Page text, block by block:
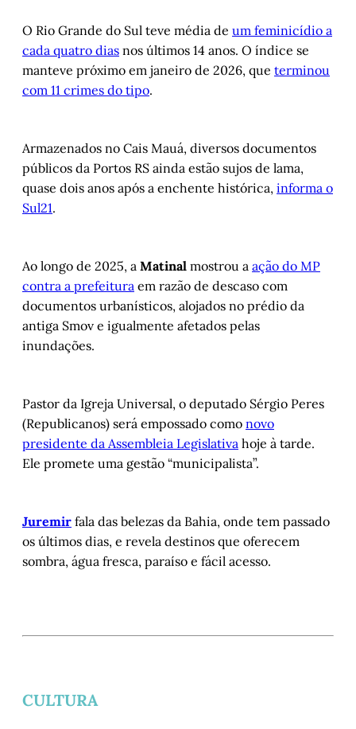
O Rio Grande do Sul teve média de um feminicídio a
cada quatro dias nos últimos 14 anos. O índice se
manteve próximo em janeiro de 2026, que terminou
com 11 crimes do tipo.
Armazenados no Cais Mauá, diversos documentos
públicos da Portos RS ainda estão sujos de lama,
quase dois anos após a enchente histórica, informa o
Sul21.
Ao longo de 2025, a Matinal mostrou a ação do MP
contra a prefeitura em razão de descaso com
documentos urbanísticos, alojados no prédio da
antiga Smov e igualmente afetados pelas
inundações.
Pastor da Igreja Universal, o deputado Sérgio Peres
(Republicanos) será empossado como novo
presidente da Assembleia Legislativa hoje à tarde.
Ele promete uma gestão “municipalista”.
Juremir fala das belezas da Bahia, onde tem passado
os últimos dias, e revela destinos que oferecem
sombra, água fresca, paraíso e fácil acesso.
CULTURA